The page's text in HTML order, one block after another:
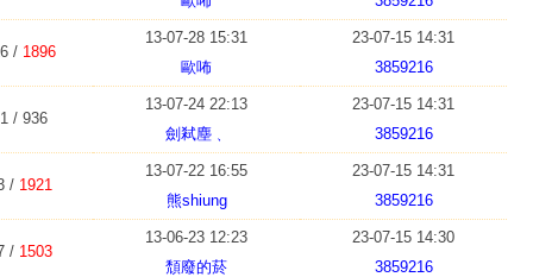
/ 1896
13-07-28 15:31
歐咘
23-07-15 14:31
3859216
1 / 936
13-07-24 22:13
劍弒塵﹑
23-07-15 14:31
3859216
/ 1921
13-07-22 16:55
熊shiung
23-07-15 14:31
3859216
/ 1503
13-06-23 12:23
頹廢的菸
23-07-15 14:30
3859216